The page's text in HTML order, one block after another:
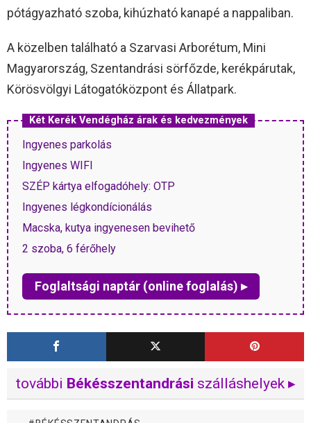
pótágyazható szoba, kihúzható kanapé a nappaliban.
A közelben található a Szarvasi Arborétum, Mini
Magyarország, Szentandrási sörfőzde, kerékpárutak,
Körösvölgyi Látogatóközpont és Állatpark.
Két Kerék Vendégház árak és kedvezmények
Ingyenes parkolás
Ingyenes WIFI
SZÉP kártya elfogadóhely: OTP
Ingyenes légkondícionálás
Macska, kutya ingyenesen bevihető
2 szoba, 6 férőhely
Foglaltsági naptár (online foglalás) ▸
további Békésszentandrási szálláshelyek ▸